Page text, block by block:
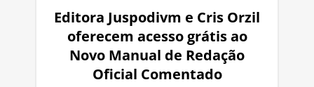
Editora Juspodivm e Cris Orzil
oferecem acesso grátis ao
Novo Manual de Redação
Oficial Comentado